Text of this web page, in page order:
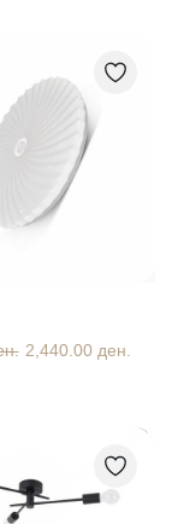
2,440.00 ден.